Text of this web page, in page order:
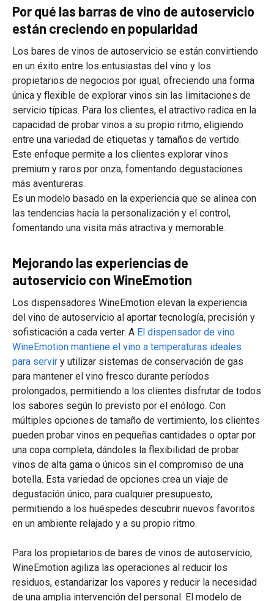
Por qué las barras de vino de autoservicio
están creciendo en popularidad
Los bares de vinos de autoservicio se están convirtiendo
en un éxito entre los entusiastas del vino y los
propietarios de negocios por igual, ofreciendo una forma
única y flexible de explorar vinos sin las limitaciones de
servicio típicas. Para los clientes, el atractivo radica en la
capacidad de probar vinos a su propio ritmo, eligiendo
entre una variedad de etiquetas y tamaños de vertido.
Este enfoque permite a los clientes explorar vinos
premium y raros por onza, fomentando degustaciones
más aventureras.
Es un modelo basado en la experiencia que se alinea con
las tendencias hacia la personalización y el control,
fomentando una visita más atractiva y memorable.
Mejorando las experiencias de
autoservicio con WineEmotion
Los dispensadores WineEmotion elevan la experiencia
del vino de autoservicio al aportar tecnología, precisión y
sofisticación a cada verter. A El dispensador de vino
WineEmotion mantiene el vino a temperaturas ideales
para servir y utilizar sistemas de conservación de gas
para mantener el vino fresco durante períodos
prolongados, permitiendo a los clientes disfrutar de todos
los sabores según lo previsto por el enólogo. Con
múltiples opciones de tamaño de vertimiento, los clientes
pueden probar vinos en pequeñas cantidades o optar por
una copa completa, dándoles la flexibilidad de probar
vinos de alta gama o únicos sin el compromiso de una
botella. Esta variedad de opciones crea un viaje de
degustación único, para cualquier presupuesto,
permitiendo a los huéspedes descubrir nuevos favoritos
en un ambiente relajado y a su propio ritmo.
Para los propietarios de bares de vinos de autoservicio,
WineEmotion agiliza las operaciones al reducir los
residuos, estandarizar los vapores y reducir la necesidad
de una amplia intervención del personal. El modelo de